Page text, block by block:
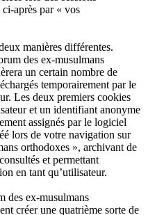
après par « vos
manières différentes.
des ex-musulmans
un certain nombre de
temporairement par le
Les deux premiers cookies
et un identifiant anonyme
assignés par le logiciel
lors de votre navigation sur
orthodoxes », archivant de
et permettant
en tant qu’utilisateur.
des ex-musulmans
créer une quatrième sorte de